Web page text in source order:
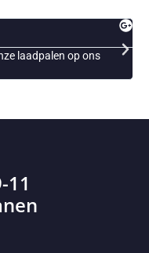
laadpalen op ons
11